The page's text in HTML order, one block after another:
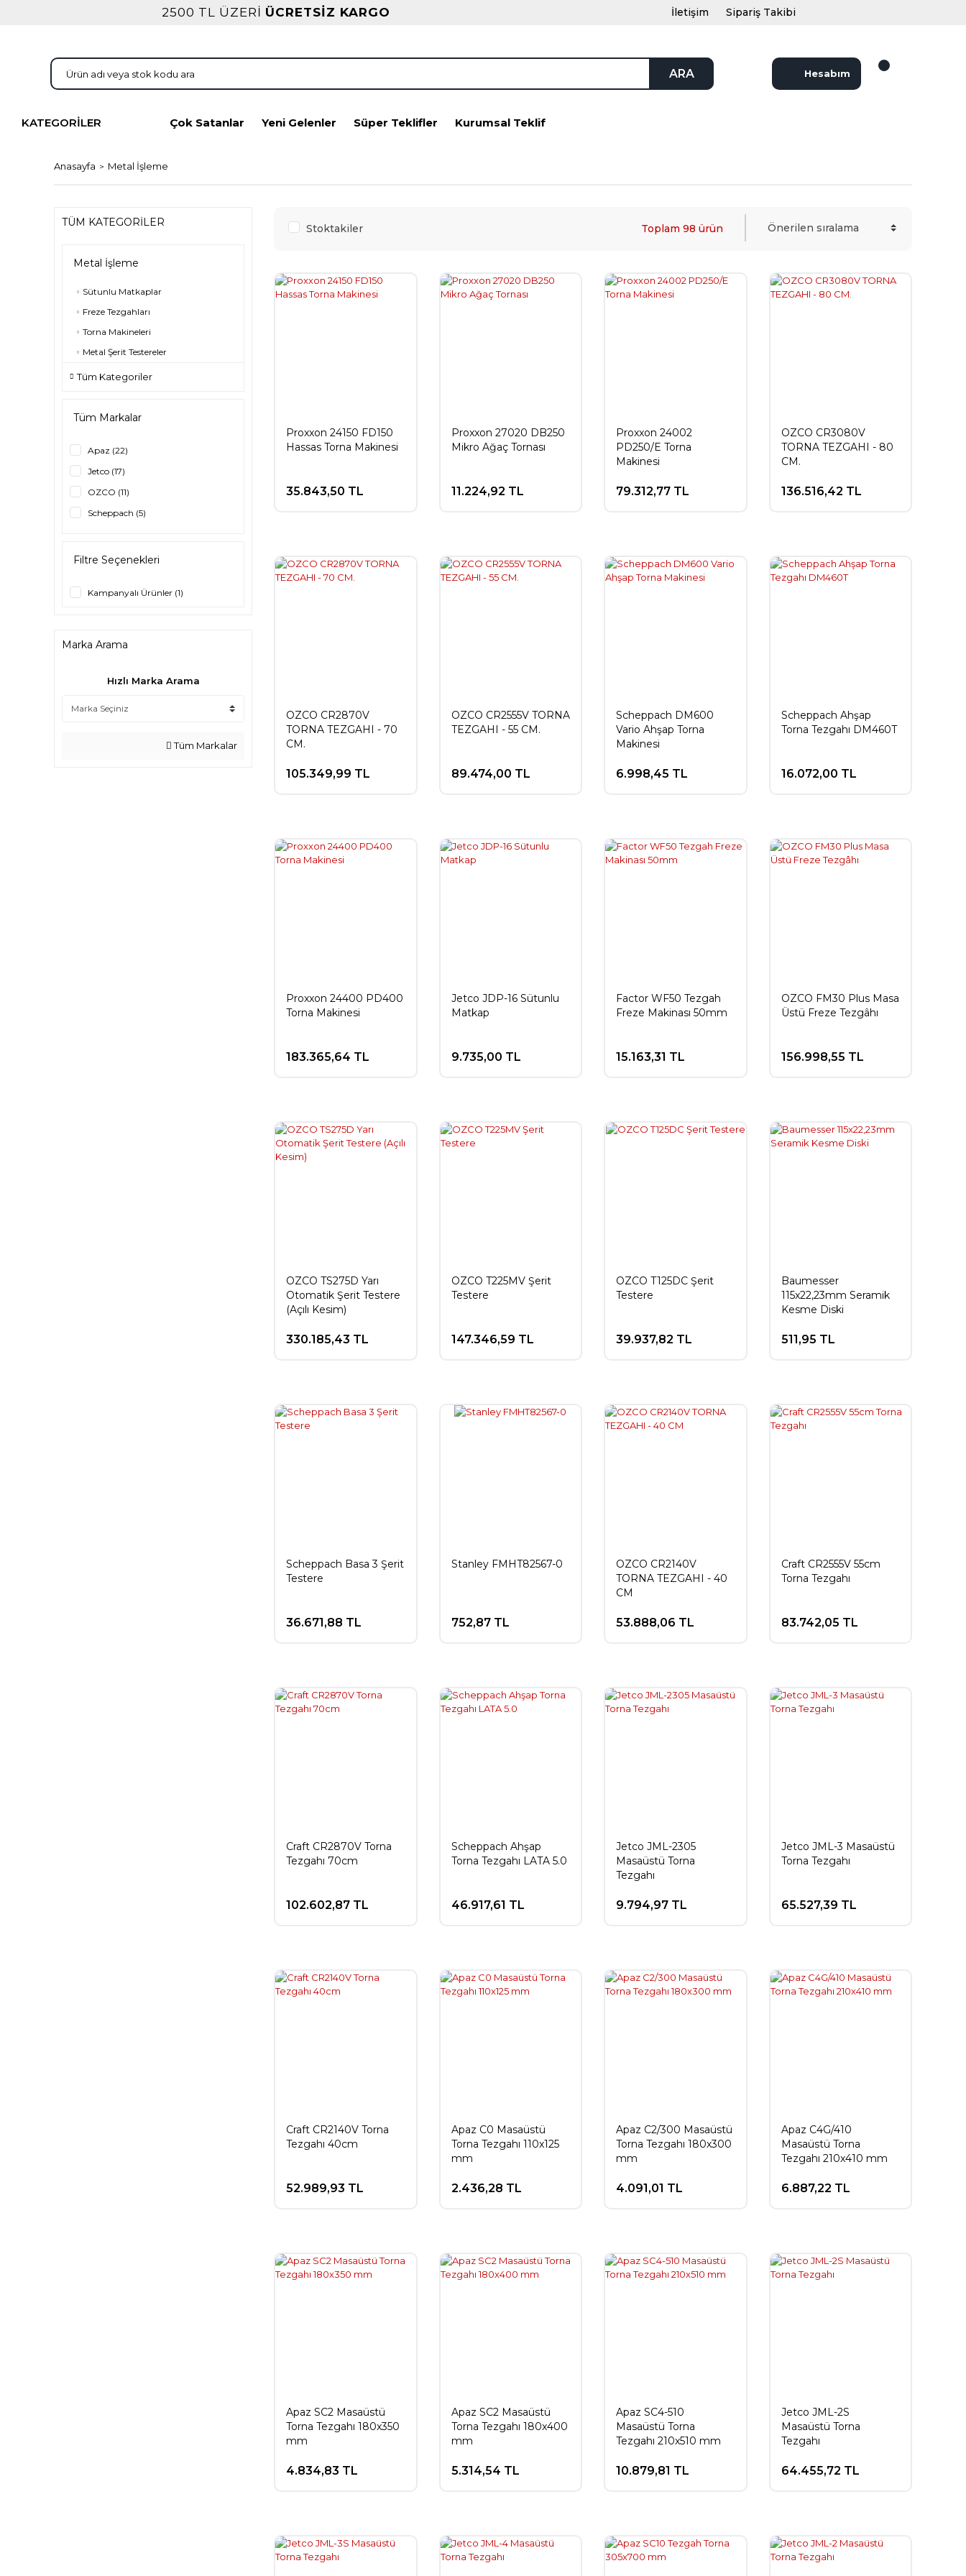
2500 TL ÜZERİ ÜCRETSİZ KARGO İletişim Sipariş Takibi
ARA Hesabım
KATEGORİLER Çok Satanlar Yeni Gelenler Süper Teklifler Kurumsal Teklif
Anasayfa Metal İşleme
TÜM KATEGORİLER
Metal İşleme
Sütunlu Matkaplar
Freze Tezgahları
Torna Makineleri
Metal Şerit Testereler
Tüm Kategoriler
Tüm Markalar
Apaz (22)
Jetco (17)
OZCO (11)
Scheppach (5)
Einhell (3)
FACTOR (1)
Filtre Seçenekleri
Kampanyalı Ürünler (1)
Marka Arama
Hızlı Marka Arama
Tüm Markalar
Stoktakiler Toplam 98 ürün
Proxxon 24150 FD150
Hassas Torna Makinesi
35.843,50 TL
Proxxon 27020 DB250
Mikro Ağaç Tornası
11.224,92 TL
Proxxon 24002
PD250/E Torna
Makinesi
79.312,77 TL
OZCO CR3080V
TORNA TEZGAHI - 80
CM.
136.516,42 TL
OZCO CR2870V
TORNA TEZGAHI - 70
CM.
105.349,99 TL
OZCO CR2555V TORNA
TEZGAHI - 55 CM.
89.474,00 TL
Scheppach DM600
Vario Ahşap Torna
Makinesi
6.998,45 TL
Scheppach Ahşap
Torna Tezgahı DM460T
16.072,00 TL
Proxxon 24400 PD400
Torna Makinesi
183.365,64 TL
Jetco JDP-16 Sütunlu
Matkap
9.735,00 TL
Factor WF50 Tezgah
Freze Makinası 50mm
15.163,31 TL
OZCO FM30 Plus Masa
Üstü Freze Tezgâhı
156.998,55 TL
OZCO TS275D Yarı
Otomatik Şerit Testere
(Açılı Kesim)
330.185,43 TL
OZCO T225MV Şerit
Testere
147.346,59 TL
OZCO T125DC Şerit
Testere
39.937,82 TL
Baumesser
115x22,23mm Seramik
Kesme Diski
511,95 TL
Scheppach Basa 3 Şerit
Testere
36.671,88 TL
Stanley FMHT82567-0
752,87 TL
OZCO CR2140V
TORNA TEZGAHI - 40
CM
53.888,06 TL
Craft CR2555V 55cm
Torna Tezgahı
83.742,05 TL
Craft CR2870V Torna
Tezgahı 70cm
102.602,87 TL
Scheppach Ahşap
Torna Tezgahı LATA 5.0
46.917,61 TL
Jetco JML-2305
Masaüstü Torna
Tezgahı
9.794,97 TL
Jetco JML-3 Masaüstü
Torna Tezgahı
65.527,39 TL
Craft CR2140V Torna
Tezgahı 40cm
52.989,93 TL
Apaz C0 Masaüstü
Torna Tezgahı 110x125
mm
2.436,28 TL
Apaz C2/300 Masaüstü
Torna Tezgahı 180x300
mm
4.091,01 TL
Apaz C4G/410
Masaüstü Torna
Tezgahı 210x410 mm
6.887,22 TL
Apaz SC2 Masaüstü
Torna Tezgahı 180x350
mm
4.834,83 TL
Apaz SC2 Masaüstü
Torna Tezgahı 180x400
mm
5.314,54 TL
Apaz SC4-510
Masaüstü Torna
Tezgahı 210x510 mm
10.879,81 TL
Jetco JML-2S
Masaüstü Torna
Tezgahı
64.455,72 TL